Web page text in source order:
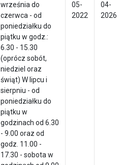
września do
czerwca - od
poniedziałku do
piątku w godz.:
6.30 - 15.30
(oprócz sobót,
niedziel oraz
świąt) W lipcu i
sierpniu - od
poniedziałku do
piątku w
godzinach od 6.30
- 9.00 oraz od
godz. 11.00 -
17.30 - sobota w
05-
2022
04-
2026